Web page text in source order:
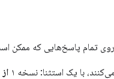
روی تمام پاسخ‌هایی که ممکن